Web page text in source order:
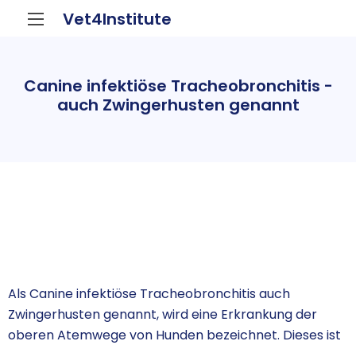
Vet4Institute
Canine infektiöse Tracheobronchitis -
auch Zwingerhusten genannt
Als Canine infektiöse Tracheobronchitis auch
Zwingerhusten genannt, wird eine Erkrankung der
oberen Atemwege von Hunden bezeichnet. Dieses ist